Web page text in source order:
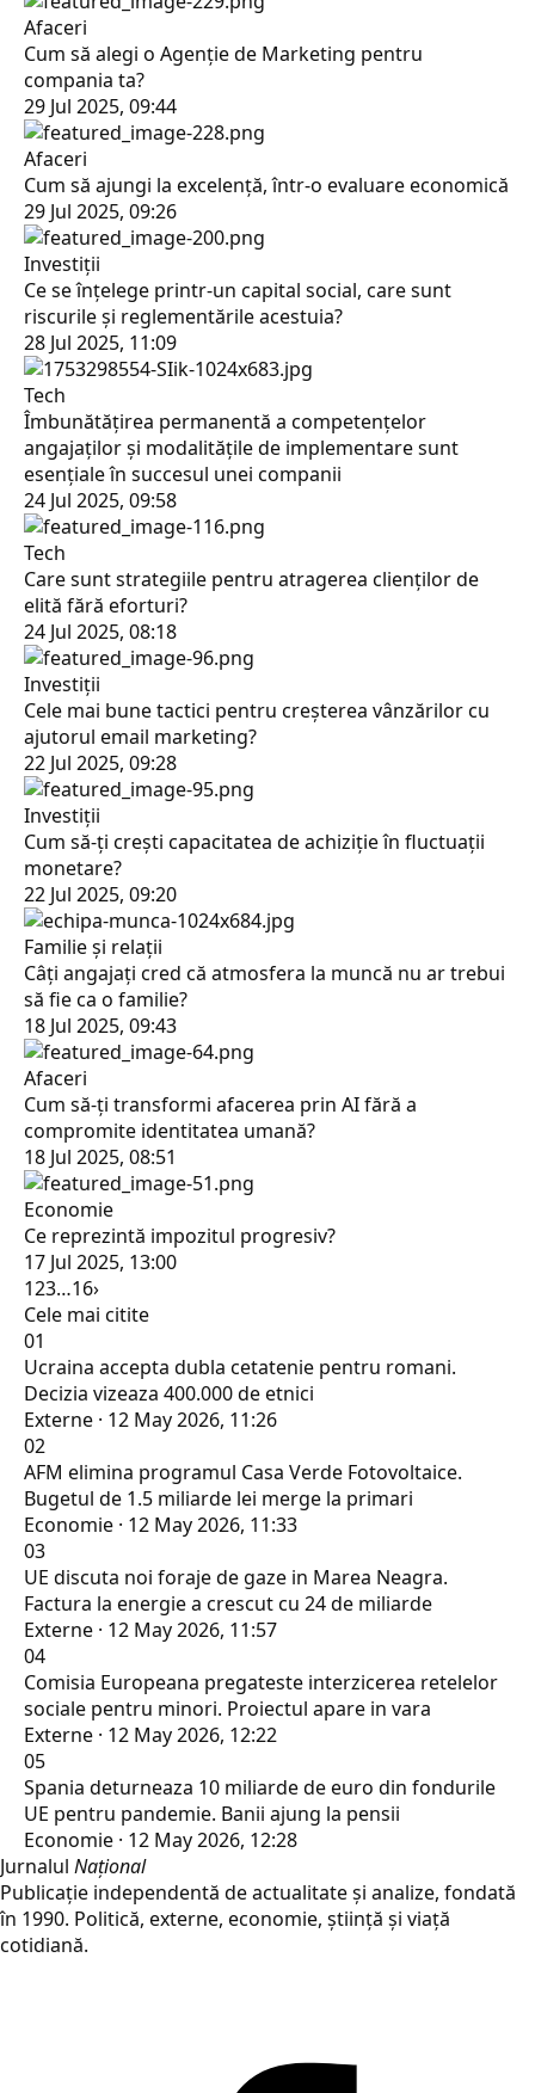
Afaceri
Cum să alegi o Agenție de Marketing pentru
compania ta?
29 Jul 2025, 09:44
Afaceri
Cum să ajungi la excelenţă, într-o evaluare economică
29 Jul 2025, 09:26
Investiții
Ce se înţelege printr-un capital social, care sunt
riscurile şi reglementările acestuia?
28 Jul 2025, 11:09
Tech
Îmbunătățirea permanentă a competențelor
angajaților și modalitățile de implementare sunt
esenţiale în succesul unei companii
24 Jul 2025, 09:58
Tech
Care sunt strategiile pentru atragerea clienților de
elită fără eforturi?
24 Jul 2025, 08:18
Investiții
Cele mai bune tactici pentru creşterea vânzărilor cu
ajutorul email marketing?
22 Jul 2025, 09:28
Investiții
Cum să-ţi creşti capacitatea de achiziție în fluctuaţii
monetare?
22 Jul 2025, 09:20
Familie și relații
Câţi angajaţi cred că atmosfera la muncă nu ar trebui
să fie ca o familie?
18 Jul 2025, 09:43
Afaceri
Cum să-ți transformi afacerea prin AI fără a
compromite identitatea umană?
18 Jul 2025, 08:51
Economie
Ce reprezintă impozitul progresiv?
17 Jul 2025, 13:00
123…16›
Cele mai citite
01
Ucraina accepta dubla cetatenie pentru romani.
Decizia vizeaza 400.000 de etnici
Externe · 12 May 2026, 11:26
02
AFM elimina programul Casa Verde Fotovoltaice.
Bugetul de 1.5 miliarde lei merge la primari
Economie · 12 May 2026, 11:33
03
UE discuta noi foraje de gaze in Marea Neagra.
Factura la energie a crescut cu 24 de miliarde
Externe · 12 May 2026, 11:57
04
Comisia Europeana pregateste interzicerea retelelor
sociale pentru minori. Proiectul apare in vara
Externe · 12 May 2026, 12:22
05
Spania deturneaza 10 miliarde de euro din fondurile
UE pentru pandemie. Banii ajung la pensii
Economie · 12 May 2026, 12:28
Jurnalul Național
Publicație independentă de actualitate și analize, fondată
în 1990. Politică, externe, economie, știință și viață
cotidiană.